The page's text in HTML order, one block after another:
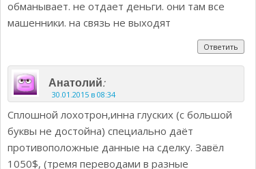
обманывает. не отдает деньги. они там все
машенники. на связь не выходят
Ответить
Анатолий:
30.01.2015 в 08:34
Сплошной лохотрон,инна глуских (с большой
буквы не достойна) специально даёт
противоположные данные на сделку. Завёл
1050$, (тремя переводами в разные